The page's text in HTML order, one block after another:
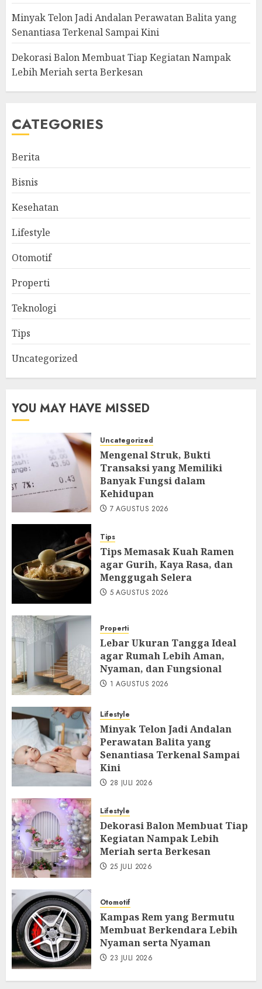
Minyak Telon Jadi Andalan Perawatan Balita yang
Senantiasa Terkenal Sampai Kini
Dekorasi Balon Membuat Tiap Kegiatan Nampak
Lebih Meriah serta Berkesan
CATEGORIES
Berita
Bisnis
Kesehatan
Lifestyle
Otomotif
Properti
Teknologi
Tips
Uncategorized
YOU MAY HAVE MISSED
Uncategorized
Mengenal Struk, Bukti
Transaksi yang Memiliki
Banyak Fungsi dalam
Kehidupan
7 AGUSTUS 2026
Tips
Tips Memasak Kuah Ramen
agar Gurih, Kaya Rasa, dan
Menggugah Selera
5 AGUSTUS 2026
Properti
Lebar Ukuran Tangga Ideal
agar Rumah Lebih Aman,
Nyaman, dan Fungsional
1 AGUSTUS 2026
Lifestyle
Minyak Telon Jadi Andalan
Perawatan Balita yang
Senantiasa Terkenal Sampai
Kini
28 JULI 2026
Lifestyle
Dekorasi Balon Membuat Tiap
Kegiatan Nampak Lebih
Meriah serta Berkesan
25 JULI 2026
Otomotif
Kampas Rem yang Bermutu
Membuat Berkendara Lebih
Nyaman serta Nyaman
23 JULI 2026